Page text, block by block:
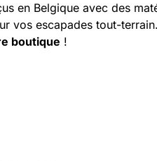
en Belgique avec des
vos escapades tout-terrain.
boutique !